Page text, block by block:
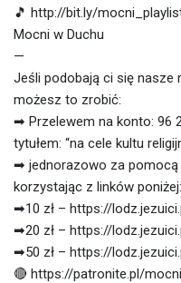
🎵 http://bit.ly/
Mocni w Duchu
—
Jeśli podobają ci się nasze
możesz to zrobić:
➡ Przelewem na konto: 96
tytułem: “na cele kultu
➡ jednorazowo za pomocą
korzystając z linków poniżej:
➡10 zł – https://
➡20 zł – https://
➡50 zł – https://
🔴 https://patronite.pl/